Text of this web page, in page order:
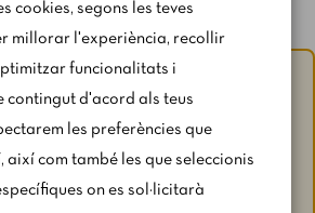
lleugerament els horaris i els
segons disponibilitat.
cookies, segons les teves
millorar l'experiència, recollir
funcionalitats i
d'acord als teus
les preferències que
així com també les que seleccionis
on es sol·licitarà